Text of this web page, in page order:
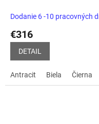
Dodanie 6 -10 pracovných
€316
DETAIL
Antracit Biela Čierna